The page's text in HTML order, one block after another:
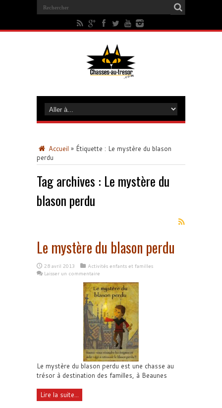
Accueil » Étiquette : Le mystère du blason
perdu
Tag archives : Le mystère du
blason perdu
Le mystère du blason perdu
28 avril 2013
Activités enfants et familles
Laisser un commentaire
Le mystère du blason perdu est une chasse au
trésor à destination des familles, à Beaunes
Lire la suite...